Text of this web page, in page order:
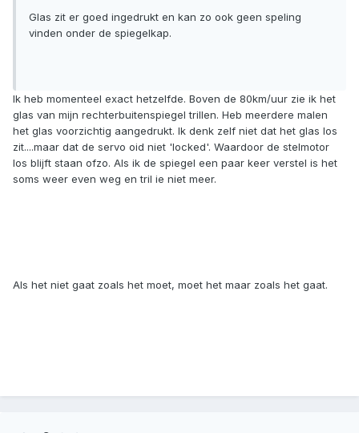
Glas zit er goed ingedrukt en kan zo ook geen speling
vinden onder de spiegelkap.
Ik heb momenteel exact hetzelfde. Boven de 80km/uur zie ik het
glas van mijn rechterbuitenspiegel trillen. Heb meerdere malen
het glas voorzichtig aangedrukt. Ik denk zelf niet dat het glas los
zit....maar dat de servo oid niet 'locked'. Waardoor de stelmotor
los blijft staan ofzo. Als ik de spiegel een paar keer verstel is het
soms weer even weg en tril ie niet meer.
Als het niet gaat zoals het moet, moet het maar zoals het gaat.